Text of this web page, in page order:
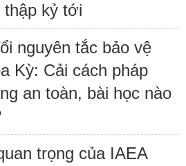
thập kỷ tới
nguyên tắc bảo vệ
Kỳ: Cải cách pháp
an toàn, bài học nào
trọng của IAEA